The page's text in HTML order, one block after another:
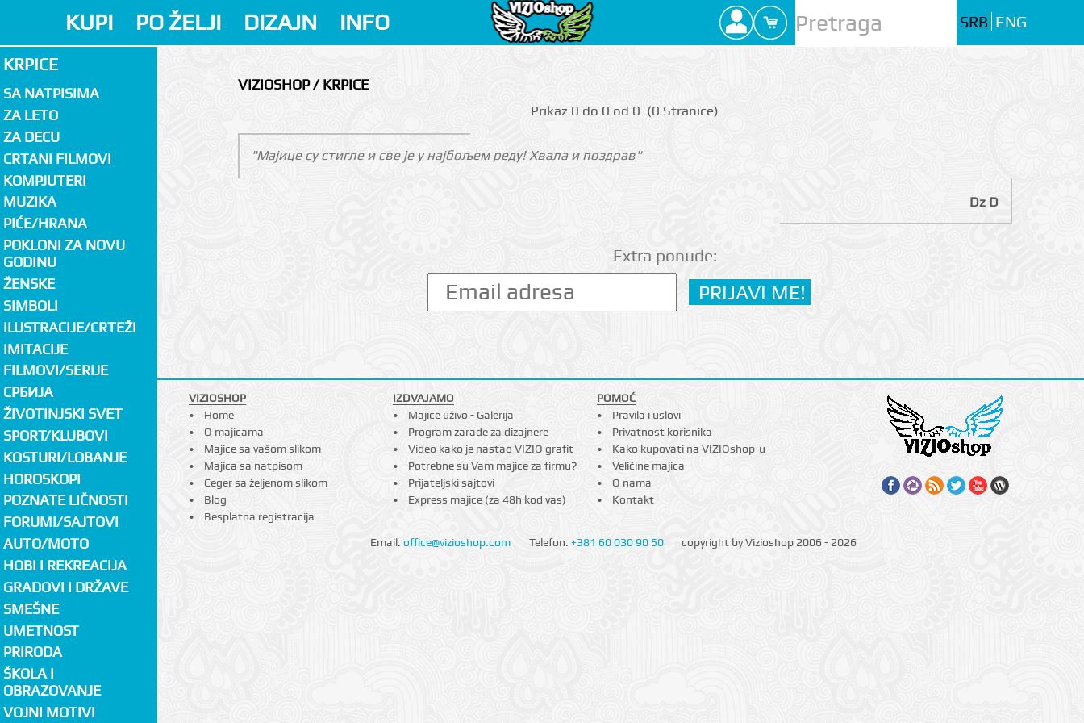
KUPI PO ŽELJI DIZAJN INFO SRB ENG
KRPICE
SA NATPISIMA
ZA LETO
ZA DECU
CRTANI FILMOVI
KOMPJUTERI
MUZIKA
PIĆE/HRANA
POKLONI ZA NOVU
GODINU
ŽENSKE
SIMBOLI
ILUSTRACIJE/CRTEŽI
IMITACIJE
FILMOVI/SERIJE
СРБИЈА
ŽIVOTINJSKI SVET
SPORT/KLUBOVI
KOSTURI/LOBANJE
HOROSKOPI
POZNATE LIČNOSTI
FORUMI/SAJTOVI
AUTO/MOTO
HOBI I REKREACIJA
GRADOVI I DRŽAVE
SMEŠNE
UMETNOST
PRIRODA
ŠKOLA I
OBRAZOVANJE
VOJNI MOTIVI
VIZIOSHOP / KRPICE
Prikаz 0 do 0 оd 0. (0 Strаnicе)
"Мајице су стигле и све је у најбољем реду! Хвала и поздрав"
Dz D
Extra ponude:
VIZIOSHOP
Home
O majicama
Majice sa vašom slikom
Majica sa natpisom
Ceger sa željenom slikom
Blog
Besplatna registracija
IZDVAJAMO
Majice uživo - Galerija
Program zarade za dizajnere
Video kako je nastao VIZIO grafit
Potrebne su Vam majice za firmu?
Prijateljski sajtovi
Express majice (za 48h kod vas)
POMOĆ
Pravila i uslovi
Privatnost korisnika
Kako kupovati na VIZIOshop-u
Veličine majica
O nama
Kontakt
Email: office@vizioshop.com Telefon: +381 60 030 90 50 copyright by Vizioshop 2006 - 2026